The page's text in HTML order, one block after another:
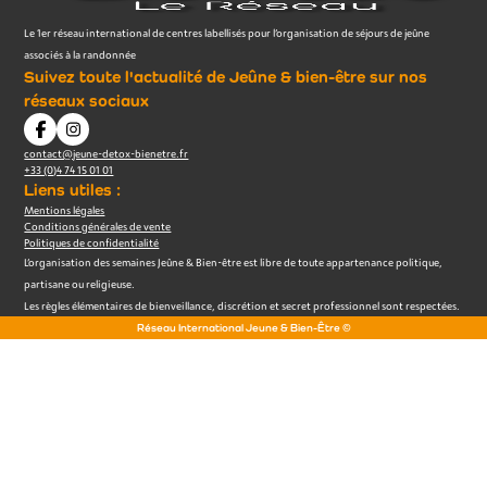
Le 1er réseau international de centres labellisés pour l’organisation de séjours de jeûne
associés à la randonnée
Suivez toute l'actualité de Jeûne & bien-être sur nos
réseaux sociaux
contact@jeune-detox-bienetre.fr
+33 (0)4 74 15 01 01
Liens utiles :
Mentions légales
Conditions générales de vente
Politiques de confidentialité
L’organisation des semaines Jeûne & Bien-être est libre de toute appartenance politique,
partisane ou religieuse.
Les règles élémentaires de bienveillance, discrétion et secret professionnel sont respectées.
Réseau International Jeune & Bien-Être ©